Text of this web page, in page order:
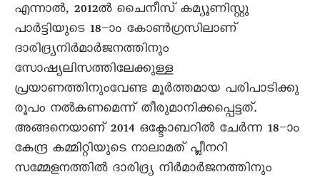
എന്നാൽ, 2012ൽ ചെെനീസ് കമ്യൂണിസ്റ്റു
പാർട്ടിയുടെ 18–ാം കോൺഗ്രസിലാണ്
ദാരിദ്ര്യനിർമാർജനത്തിനും
സോഷ്യലിസത്തിലേക്കുള്ള
പ്രയാണത്തിനുംവേണ്ട മൂർത്തമായ പരിപാടിക്കു
രൂപം നൽകണമെന്ന് തീരുമാനിക്കപ്പെട്ടത്.
അങ്ങനെയാണ് 2014 ഒക്ടോബറിൽ ചേർന്ന 18–ാം
കേന്ദ്ര കമ്മിറ്റിയുടെ നാലാമത് പ്ലീനറി
സമ്മേളനത്തിൽ ദാരിദ്ര്യ നിർമാർജനത്തിനും